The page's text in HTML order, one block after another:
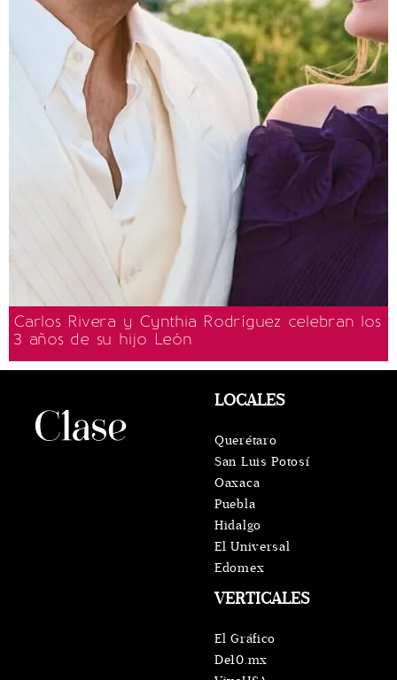
Carlos Rivera y Cynthia Rodríguez celebran los
3 años de su hijo León
VERTICALES
El Gráfico
De10.mx
LOCALES
Querétaro
San Luis Potosí
Oaxaca
Puebla
Hidalgo
El Universal
Edomex